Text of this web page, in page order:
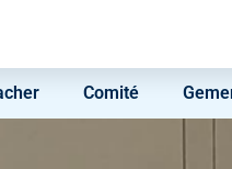
Comité